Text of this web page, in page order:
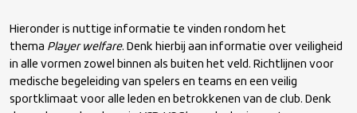
Teams
Coaches
Hieronder is nuttige informatie te vinden rondom het
thema Player welfare. Denk hierbij aan informatie over veiligheid
in alle vormen zowel binnen als buiten het veld. Richtlijnen voor
medische begeleiding van spelers en teams en een veilig
sportklimaat voor alle leden en betrokkenen van de club. Denk